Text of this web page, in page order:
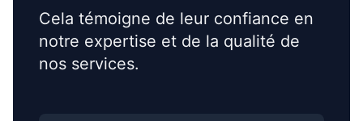
Cela témoigne de leur confiance en
notre expertise et de la qualité de
nos services.